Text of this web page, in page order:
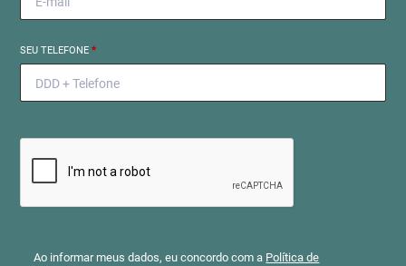
SEU TELEFONE*
Ao informar meus dados, eu concordo com a Política de